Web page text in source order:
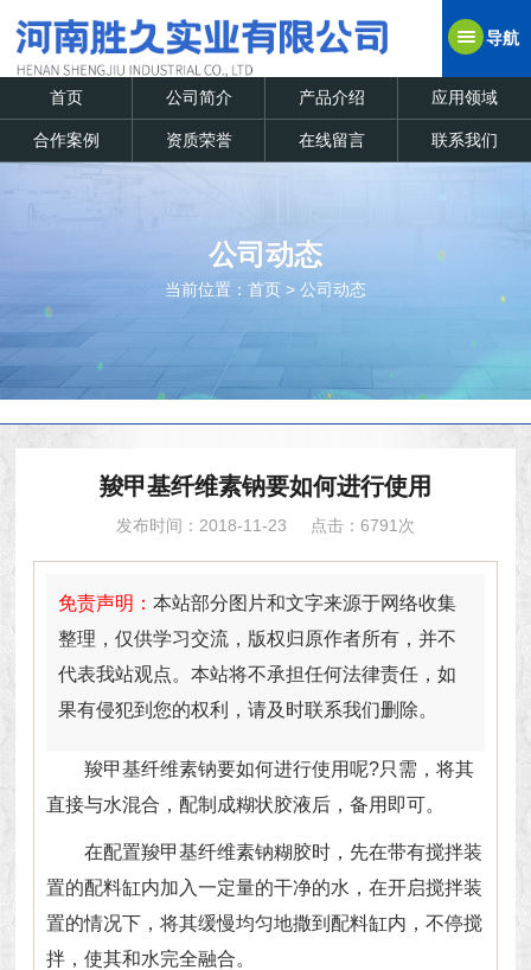
导航
首页 公司简介 产品介绍 应用领域
合作案例 资质荣誉 在线留言 联系我们
公司动态
当前位置： 首页 > 公司动态
羧甲基纤维素钠要如何进行使用
发布时间：2018-11-23 点击：6791次
免责声明：本站部分图片和文字来源于网络收集
整理，仅供学习交流，版权归原作者所有，并不
代表我站观点。本站将不承担任何法律责任，如
果有侵犯到您的权利，请及时联系我们删除。
羧甲基纤维素钠要如何进行使用呢?只需，将其
直接与水混合，配制成糊状胶液后，备用即可。
在配置羧甲基纤维素钠糊胶时，先在带有搅拌装
置的配料缸内加入一定量的干净的水，在开启搅拌装
置的情况下，将其缓慢均匀地撒到配料缸内，不停搅
拌，使其和水完全融合。